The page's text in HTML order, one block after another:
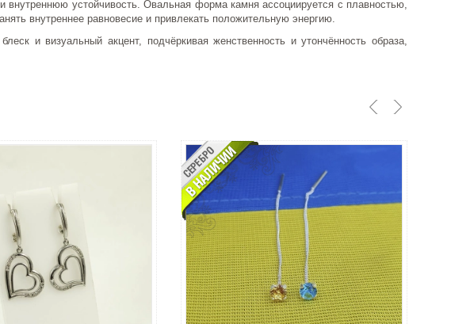
внутреннюю устойчивость. Овальная форма камня ассоциируется с плавностью,
внутреннее равновесие и привлекать положительную энергию.
и визуальный акцент, подчёркивая женственность и утончённость образа,